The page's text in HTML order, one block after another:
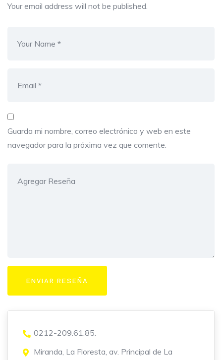
Your email address will not be published.
Guarda mi nombre, correo electrónico y web en este
navegador para la próxima vez que comente.
0212-209.61.85.
Miranda, La Floresta, av. Principal de La